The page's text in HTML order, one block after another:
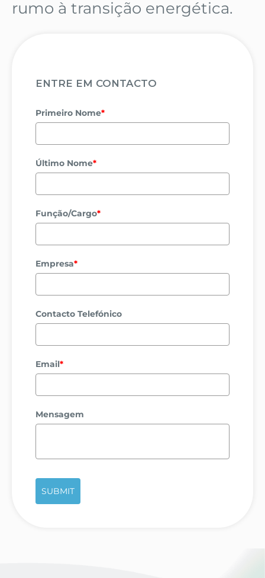
rumo à transição energética.
ENTRE EM CONTACTO
Primeiro Nome*
Último Nome*
Função/Cargo*
Empresa*
Contacto Telefónico
Email*
Mensagem
SUBMIT